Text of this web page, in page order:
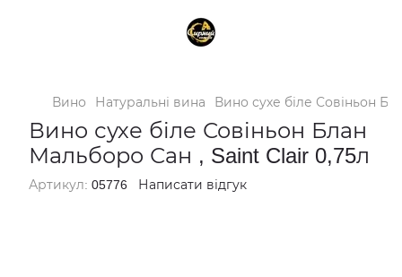
Вино Натуральні вина Вино сухе біле Совіньон
Вино сухе біле Совіньон Блан
Мальборо Сан , Saint Clair 0,75л
Артикул: 05776 Написати відгук